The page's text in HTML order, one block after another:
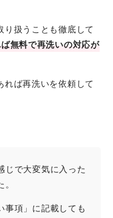
り扱うことも徹底して
無料で再洗いの対応が
れば再洗いを依頼して
じで大変気に入った
事項」に記載しても